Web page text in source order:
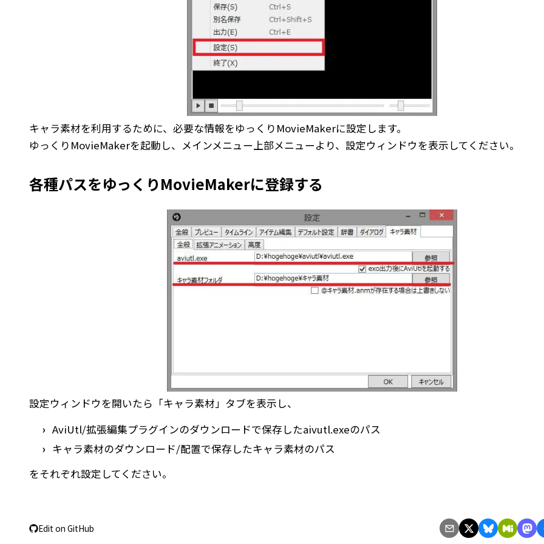
キャラ素材を利用するために、必要な情報をゆっくりMovieMakerに設定します。
ゆっくりMovieMakerを起動し、メインメニュー上部メニューより、 設定ウィンドウを表示してください。
各種パスをゆっくりMovieMakerに登録する
設定ウィンドウを開いたら「キャラ素材」タブを表示し、
AviUtl/拡張編集プラグインのダウンロードで保存したaivutl.exeのパス
キャラ素材のダウンロード/配置で保存したキャラ素材のパス
をそれぞれ設定してください。
Edit on GitHub